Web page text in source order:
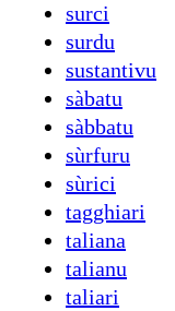
surci
surdu
sustantivu
sàbatu
sàbbatu
sùrfuru
sùrici
tagghiari
taliana
talianu
taliari